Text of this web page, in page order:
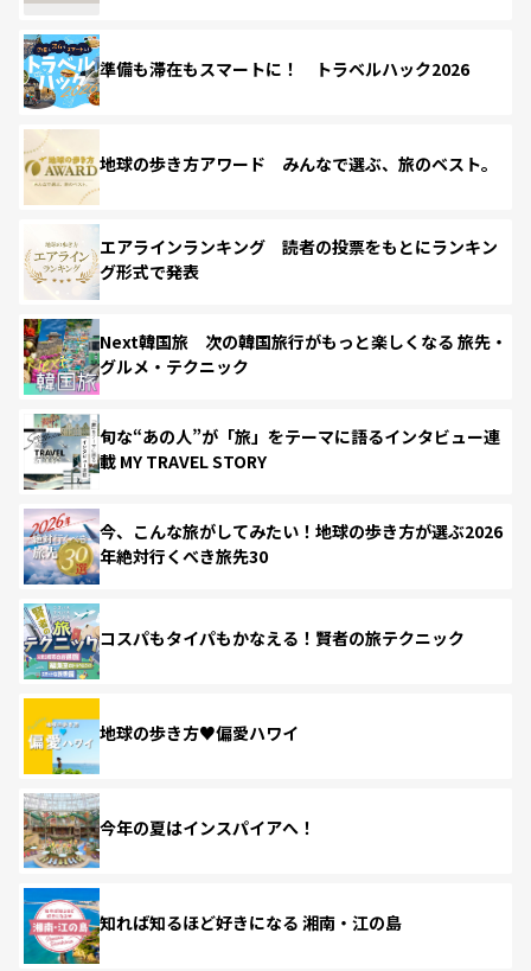
準備も滞在もスマートに！ トラベルハック2026
地球の歩き方アワード みんなで選ぶ、旅のベスト。
エアラインランキング 読者の投票をもとにランキン
グ形式で発表
Next韓国旅 次の韓国旅行がもっと楽しくなる 旅先・
グルメ・テクニック
旬な“あの人”が「旅」をテーマに語るインタビュー連
載 MY TRAVEL STORY
今、こんな旅がしてみたい！地球の歩き方が選ぶ2026
年絶対行くべき旅先30
コスパもタイパもかなえる！賢者の旅テクニック
地球の歩き方♥偏愛ハワイ
今年の夏はインスパイアへ！
知れば知るほど好きになる 湘南・江の島